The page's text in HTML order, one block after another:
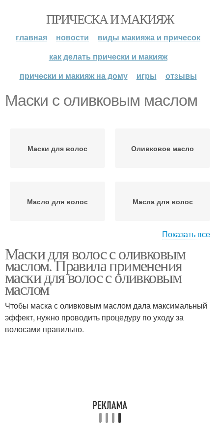
ПРИЧЕСКА И МАКИЯЖ
главная новости
виды макияжа и причесок
как делать прически и макияж
прически и макияж на дому
игры отзывы
Маски с оливковым маслом
Маски для волос Оливковое масло
Масло для волос Масла для волос
Оливковые масла Маска для волос
Масло в уходе Маска для лица
Показать все
Маски для волос с оливковым
маслом. Правила применения
маски для волос с оливковым
маслом
Чтобы маска с оливковым маслом дала максимальный
эффект, нужно проводить процедуру по уходу за
волосами правильно.